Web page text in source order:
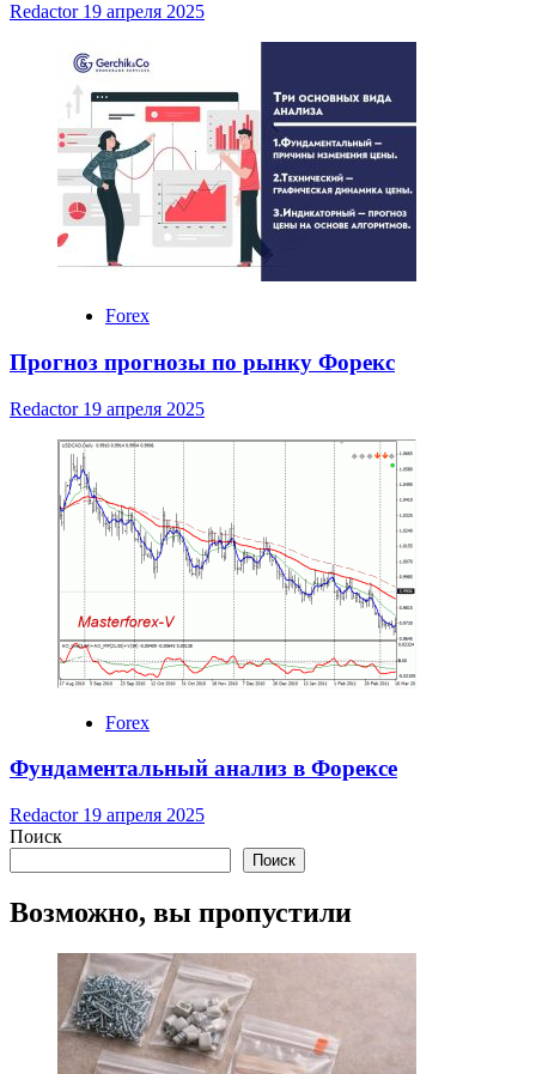
Redactor 19 апреля 2025
Forex
Прогноз прогнозы по рынку Форекс
Redactor 19 апреля 2025
Forex
Фундаментальный анализ в Форексе
Redactor 19 апреля 2025
Поиск
Поиск
Возможно, вы пропустили